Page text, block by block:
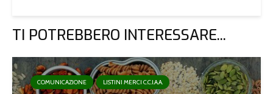
TI POTREBBERO INTERESSARE...
COMUNICAZIONE LISTINI MERCI C.C.I.A.A.